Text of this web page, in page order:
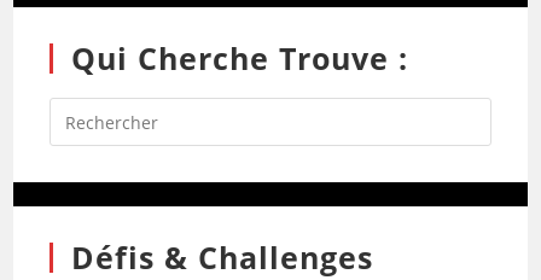
Qui Cherche Trouve :
Défis & Challenges